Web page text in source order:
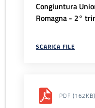
Congiuntura
Romagna - 2°
SCARICA FILE
PDF (162KB)